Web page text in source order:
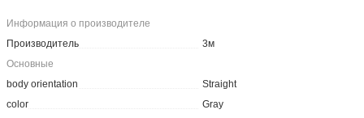
Информация о производителе
Производитель
3м
Основные
body orientation
Straight
color
Gray